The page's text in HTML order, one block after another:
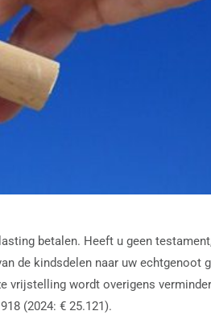
betalen. Heeft u geen
de kindsdelen naar uw echtgenoot
vrijstelling wordt overigens
(2024: € 25.121).